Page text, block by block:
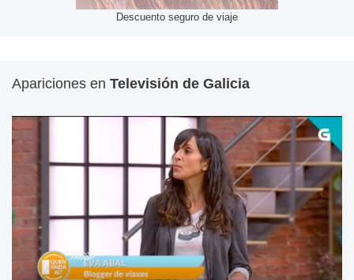
Descuento seguro de viaje
Apariciones en Televisión de Galicia